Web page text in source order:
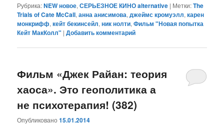
Рубрика:NEW новое,СЕРЬЕЗНОЕ КИНО alternative | Метки:The
Trials of Cate McCall,анна анисимова,джеймс кромуэлл,карен
монкрифф,кейт бекинсейл,ник нолти,Фильм "Новая попытка
Кейт МакКолл" |Добавить комментарий
Фильм «Джек Райан: теория
хаоса». Это геополитика а
не психотерапия! (382)
Опубликовано15.01.2014